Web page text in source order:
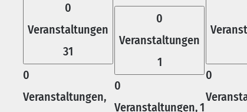
0
Veranstaltungen
31
0
Veranstaltungen,
0
Veranstaltungen
1
0
Veranstaltungen,1
0